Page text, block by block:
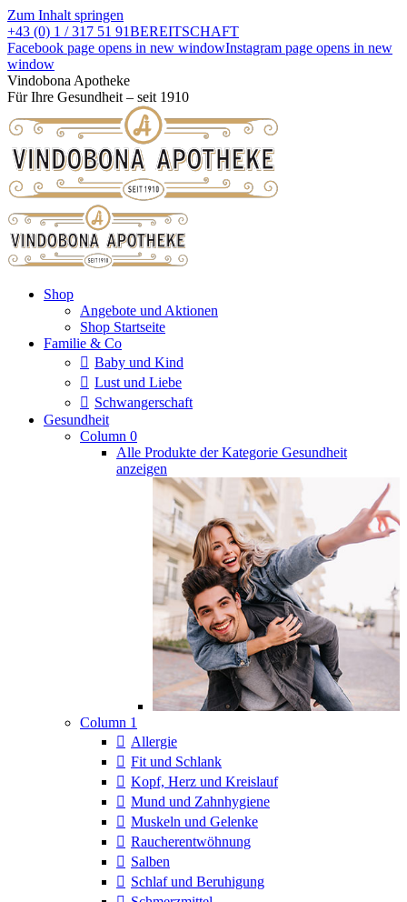
Zum Inhalt springen
+43 (0) 1 / 317 51 91BEREITSCHAFT
Facebook page opens in new windowInstagram page opens in new
window
Vindobona Apotheke
Für Ihre Gesundheit – seit 1910
Shop
Angebote und Aktionen
Shop Startseite
Familie & Co
Baby und Kind
Lust und Liebe
Schwangerschaft
Gesundheit
Column 0
Alle Produkte der Kategorie Gesundheit
anzeigen
Column 1
Allergie
Fit und Schlank
Kopf, Herz und Kreislauf
Mund und Zahnhygiene
Muskeln und Gelenke
Raucherentwöhnung
Salben
Schlaf und Beruhigung